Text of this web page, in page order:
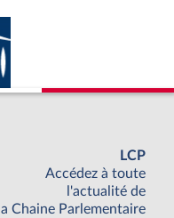
LCP
Accédez à toute
l'actualité de
la Chaine Parlementaire